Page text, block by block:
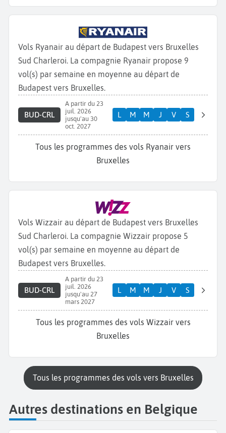
Vols Ryanair au départ de Budapest vers Bruxelles
Sud Charleroi. La compagnie Ryanair propose 9
vol(s) par semaine en moyenne au départ de
Budapest vers Bruxelles.
BUD-CRL
A partir du 23
juil. 2026
jusqu'au 30
oct. 2027
L M M J V S
Tous les programmes des vols Ryanair vers
Bruxelles
Vols Wizzair au départ de Budapest vers Bruxelles
Sud Charleroi. La compagnie Wizzair propose 5
vol(s) par semaine en moyenne au départ de
Budapest vers Bruxelles.
BUD-CRL
A partir du 23
juil. 2026
jusqu'au 27
mars 2027
L M M J V S
Tous les programmes des vols Wizzair vers
Bruxelles
Tous les programmes des vols vers Bruxelles
Autres destinations en Belgique